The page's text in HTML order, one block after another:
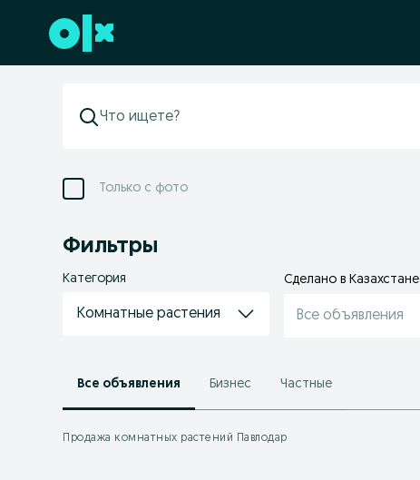
Перейти к нижнему колонтитулу
Только с фото
Фильтры
Категория
Комнатные растения
Сделано в Казахстане
Все объявления
Все объявления Бизнес Частные
Продажа комнатных растений Павлодар